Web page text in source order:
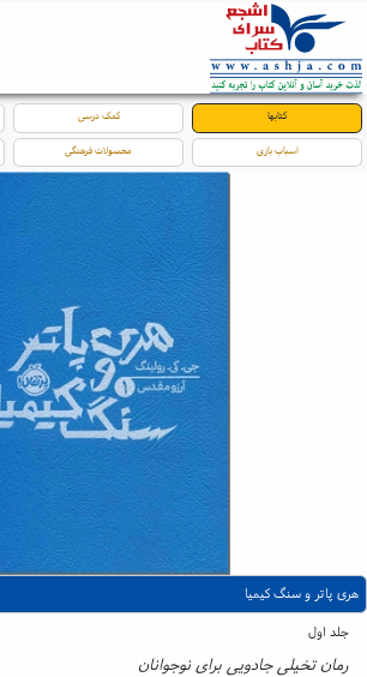
کتابها کمک درسی
اسباب بازی محصولات فرهنگی
هری پاتر و سنگ کیمیا
جلد اول
رمان تخیلی جادویی برای نوجوانان